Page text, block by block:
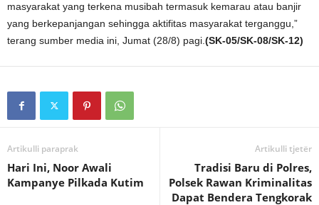
masyarakat yang terkena musibah termasuk kemarau atau banjir
yang berkepanjangan sehingga aktifitas masyarakat terganggu,”
terang sumber media ini, Jumat (28/8) pagi. (SK-05/SK-08/SK-12)
Artikulli paraprak
Hari Ini, Noor Awali
Kampanye Pilkada Kutim
Artikulli tjetër
Tradisi Baru di Polres,
Polsek Rawan Kriminalitas
Dapat Bendera Tengkorak